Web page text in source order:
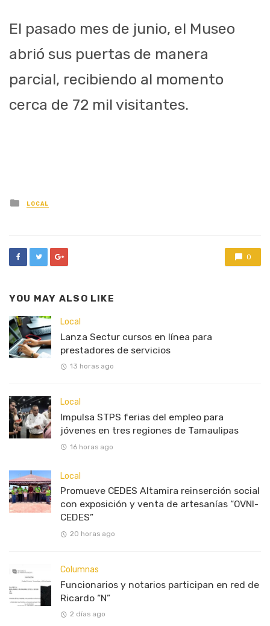
El pasado mes de junio, el Museo
abrió sus puertas de manera
parcial, recibiendo al momento
cerca de 72 mil visitantes.
Posted
in
LOCAL
0
YOU MAY ALSO LIKE
Local
Lanza Sectur cursos en línea para
prestadores de servicios
13 horas ago
Local
Impulsa STPS ferias del empleo para
jóvenes en tres regiones de Tamaulipas
16 horas ago
Local
Promueve CEDES Altamira reinserción social
con exposición y venta de artesanías “OVNI-
CEDES”
20 horas ago
Columnas
Funcionarios y notarios participan en red de
Ricardo “N”
2 días ago